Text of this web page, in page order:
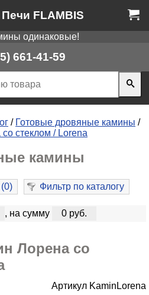
FLAMBIS
одинаковые!
661-41-59
/ Готовые дровяные камины /
стеклом / Lorena
камины
0) Фильтр по каталогу
, на сумму 0 руб.
Лорена со
Артикул KaminLorena